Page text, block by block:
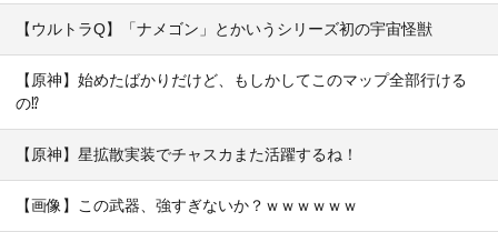
【ウルトラQ】「ナメゴン」とかいうシリーズ初の宇宙怪獣
【原神】始めたばかりだけど、もしかしてこのマップ全部行ける
の⁉
【原神】星拡散実装でチャスカまた活躍するね！
【画像】この武器、強すぎないか？ｗｗｗｗｗｗ